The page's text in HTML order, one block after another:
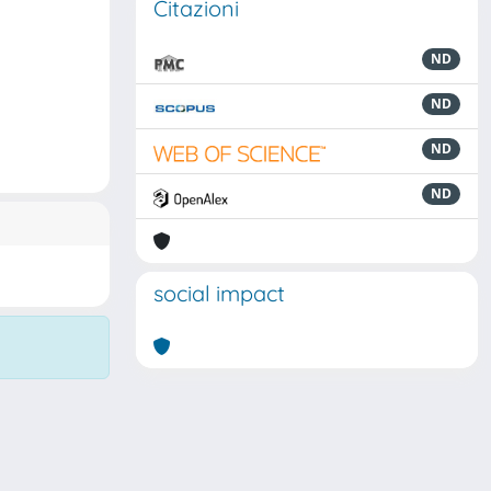
Citazioni
ND
ND
ND
ND
social impact